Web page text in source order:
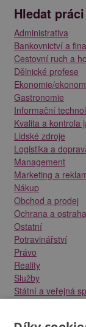
Hledat
Administrativa
Bankovnictví a
Cestovní ruch a
Dělnické profese
Ekonomie/
Gastronomie
Informační
Kvalita a kontrola
Lidské zdroje
Logistika a
Management
Marketing a
Nákup
Obchod a prodej
Ochrana a ostraha
Ostatní
Potravinářství
Právo
Reality
Služby
Státní a veřejná